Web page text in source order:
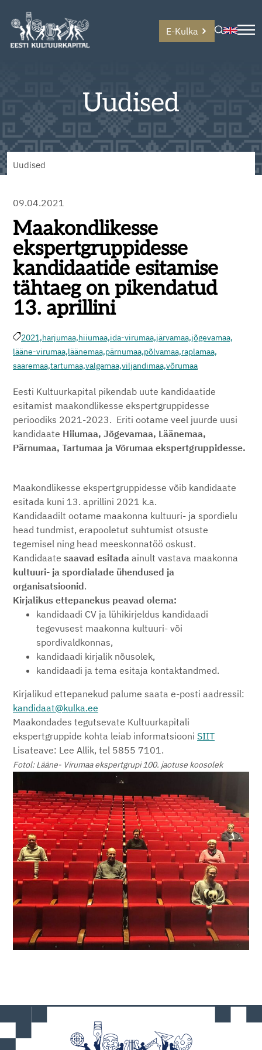
E-Kulka
Uudised
Uudised
09.04.2021
Maakondlikesse
ekspertgruppidesse
kandidaatide esitamise
tähtaeg on pikendatud
13. aprillini
2021,harjumaa,hiiumaa,ida-virumaa,järvamaa,jõgevamaa,
lääne-virumaa,läänemaa,pärnumaa,põlvamaa,raplamaa,
saaremaa,tartumaa,valgamaa,viljandimaa,võrumaa
Eesti Kultuurkapital pikendab uute kandidaatide
esitamist maakondlikesse ekspertgruppidesse
perioodiks 2021-2023. Eriti ootame veel juurde uusi
kandidaate Hiiumaa, Jõgevamaa, Läänemaa,
Pärnumaa, Tartumaa ja Võrumaa ekspertgruppidesse.
Maakondlikesse ekspertgruppidesse võib kandidaate
esitada kuni 13. aprillini 2021 k.a.
Kandidaadilt ootame maakonna kultuuri- ja spordielu
head tundmist, erapooletut suhtumist otsuste
tegemisel ning head meeskonnatöö oskust.
Kandidaate saavad esitada ainult vastava maakonna
kultuuri- ja spordialade ühendused ja
organisatsioonid.
Kirjalikus ettepanekus peavad olema:
kandidaadi CV ja lühikirjeldus kandidaadi
tegevusest maakonna kultuuri- või
spordivaldkonnas,
kandidaadi kirjalik nõusolek,
kandidaadi ja tema esitaja kontaktandmed.
Kirjalikud ettepanekud palume saata e-posti aadressil:
kandidaat@kulka.ee
Maakondades tegutsevate Kultuurkapitali
ekspertgruppide kohta leiab informatsiooni SIIT
Lisateave: Lee Allik, tel 5855 7101.
Fotol: Lääne- Virumaa ekspertgrupi 100. jaotuse koosolek